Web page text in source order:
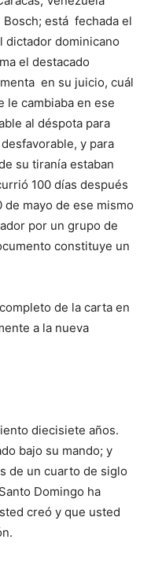
está fechada el
dictador dominicano
el destacado
en su juicio, cuál
le cambiaba en ese
al déspota para
y para
su tiranía estaban
100 días después
mayo de ese mismo
por un grupo de
constituye un
de la carta en
a la nueva
diecisiete años.
bajo su mando; y
de un cuarto de siglo
Domingo ha
creó y que usted